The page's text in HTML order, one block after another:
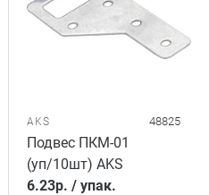
AKS 48825
Подвес ПКМ-01
(уп/10шт) AKS
6.23р. / упак.